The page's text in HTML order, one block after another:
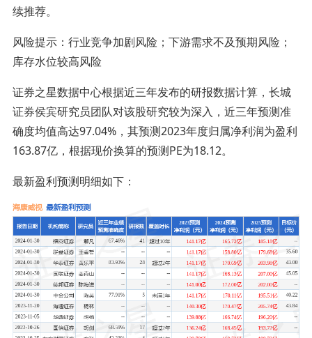
续推荐。
风险提示：行业竞争加剧风险；下游需求不及预期风险；
库存水位较高风险
证券之星数据中心根据近三年发布的研报数据计算，长城
证券侯宾研究员团队对该股研究较为深入，近三年预测准
确度均值高达97.04%，其预测2023年度归属净利润为盈利
163.87亿，根据现价换算的预测PE为18.12。
最新盈利预测明细如下：